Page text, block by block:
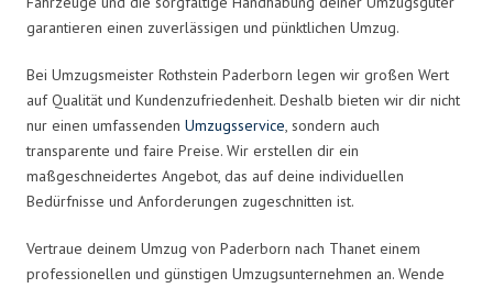
garantieren einen zuverlässigen und pünktlichen Umzug.
Bei Umzugsmeister Rothstein Paderborn legen wir großen Wert
auf Qualität und Kundenzufriedenheit. Deshalb bieten wir dir nicht
nur einen umfassenden Umzugsservice, sondern auch
transparente und faire Preise. Wir erstellen dir ein
maßgeschneidertes Angebot, das auf deine individuellen
Bedürfnisse und Anforderungen zugeschnitten ist.
Vertraue deinem Umzug von Paderborn nach Thanet einem
professionellen und günstigen Umzugsunternehmen an. Wende